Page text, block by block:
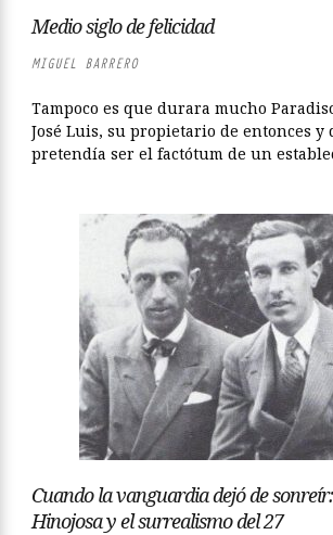
Medio siglo de felicidad
MIGUEL BARRERO
Tampoco es que durara mucho
José Luis, su propietario de entonces y
pretendía ser el factótum de un
Cuando la vanguardia dejó de
Hinojosa y el surrealismo del 27